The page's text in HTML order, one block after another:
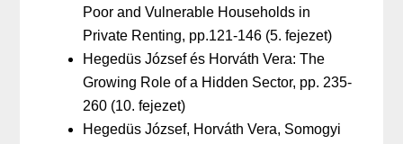
Poor and Vulnerable Households in
Private Renting, pp.121-146 (5. fejezet)
Hegedüs József és Horváth Vera: The
Growing Role of a Hidden Sector, pp. 235-
260 (10. fejezet)
Hegedüs József, Horváth Vera, Somogyi